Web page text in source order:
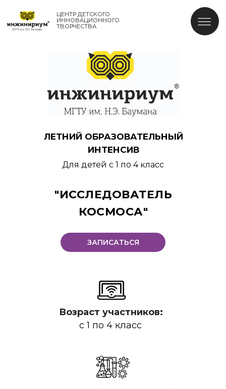
ИННОВАЦИОННОГО
ТВОРЧЕСТВА
ЛЕТНИЙ ОБРАЗОВАТЕЛЬНЫЙ
ИНТЕНСИВ
Для детей с 1 по 4 класс
"ИССЛЕДОВАТЕЛЬ
КОСМОСА"
ЗАПИСАТЬСЯ
Возраст участников:
с 1 по 4 класс